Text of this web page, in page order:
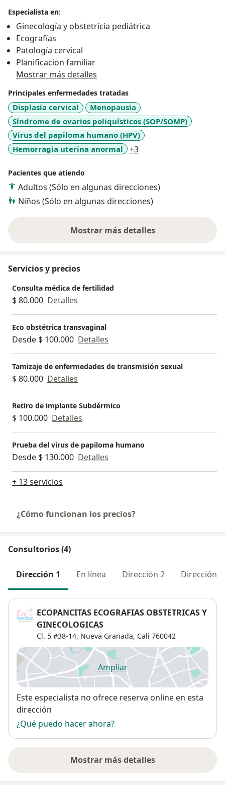
Especialista en:
Ginecología y obstetrícia pediátrica
Ecografías
Patología cervical
Planificacion familiar
Mostrar más detalles
Principales enfermedades tratadas
Displasia cervical
Menopausia
Síndrome de ovarios poliquísticos (SOP/SOMP)
Virus del papiloma humano (HPV)
Hemorragia uterina anormal
+3
Pacientes que atiendo
Adultos (Sólo en algunas direcciones)
Niños (Sólo en algunas direcciones)
Mostrar más detalles
sobre la experiencia
Servicios y precios
Consulta médica de fertilidad
$ 80.000 Detalles
Eco obstétrica transvaginal
Desde $ 100.000 Detalles
Tamizaje de enfermedades de transmisión sexual
$ 80.000 Detalles
Retiro de implante Subdérmico
$ 100.000 Detalles
Prueba del virus de papiloma humano
Desde $ 130.000 Detalles
+ 13 servicios
¿Cómo funcionan los precios?
Consultorios (4)
Dirección 1 En línea Dirección 2 Dirección 3
ECOPANCITAS ECOGRAFIAS OBSTETRICAS Y
GINECOLOGICAS
Cl. 5 #38-14, Nueva Granada, Cali 760042
Ampliarse abre en una nueva
Disponibilidad
Este especialista no ofrece reserva online en esta
dirección
¿Qué puedo hacer ahora?
Mostrar más detalles
sobre la dirección